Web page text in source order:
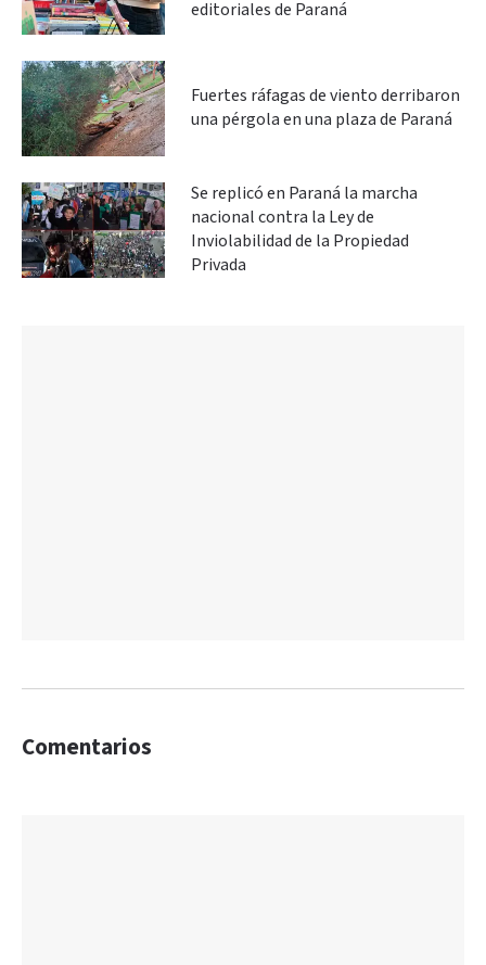
editoriales de Paraná
Fuertes ráfagas de viento derribaron
una pérgola en una plaza de Paraná
Se replicó en Paraná la marcha
nacional contra la Ley de
Inviolabilidad de la Propiedad
Privada
Comentarios